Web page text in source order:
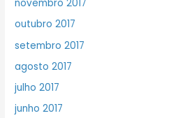
novembro 2017
outubro 2017
setembro 2017
agosto 2017
julho 2017
junho 2017